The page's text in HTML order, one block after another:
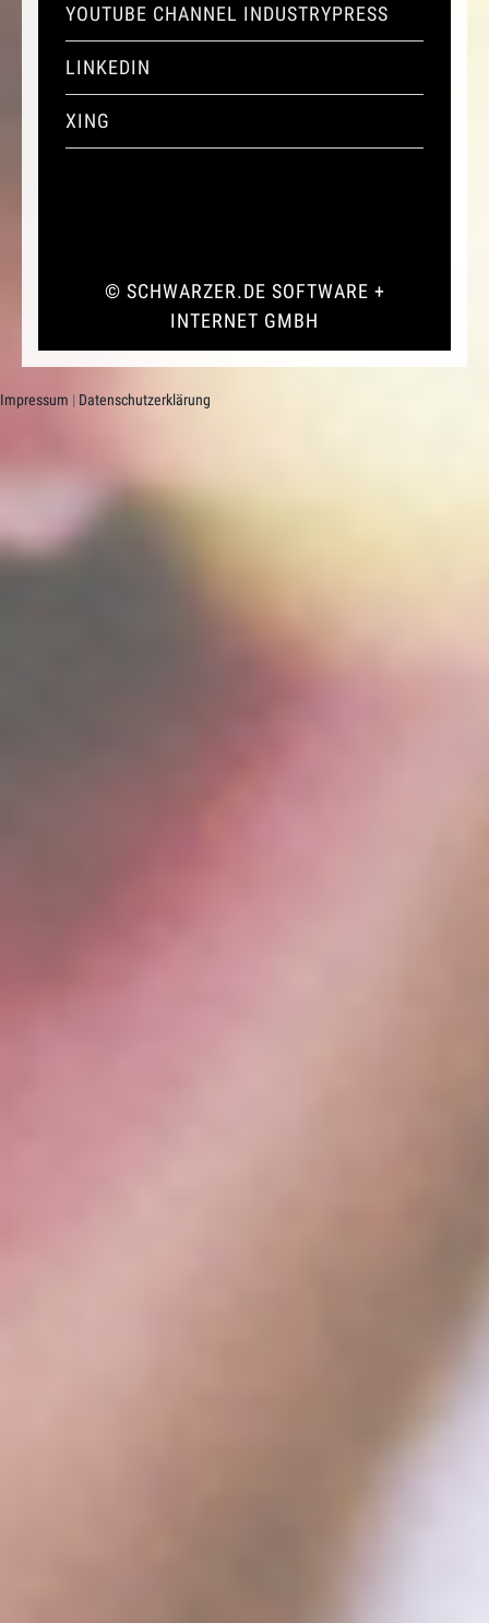
YOUTUBE CHANNEL INDUSTRYPRESS
LINKEDIN
XING
© SCHWARZER.DE SOFTWARE +
INTERNET GMBH
Impressum | Datenschutzerklärung